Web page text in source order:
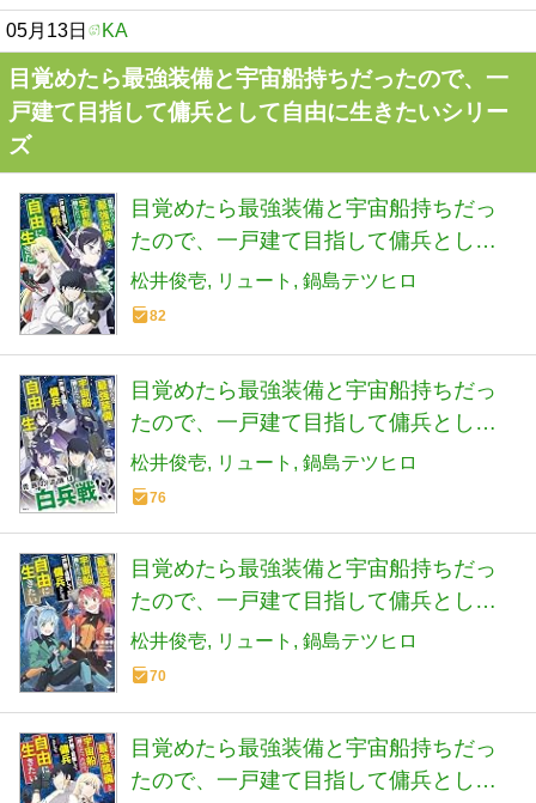
05月13日 KA
目覚めたら最強装備と宇宙船持ちだったので、一
戸建て目指して傭兵として自由に生きたいシリー
ズ
目覚めたら最強装備と宇宙船持ちだっ
たので、一戸建て目指して傭兵として
自由に生きたい 7 (MFC)
松井俊壱 リュート 鍋島テツヒロ
82
目覚めたら最強装備と宇宙船持ちだっ
たので、一戸建て目指して傭兵として
自由に生きたい 8 (MFC)
松井俊壱 リュート 鍋島テツヒロ
76
目覚めたら最強装備と宇宙船持ちだっ
たので、一戸建て目指して傭兵として
自由に生きたい 9 (MFC)
松井俊壱 リュート 鍋島テツヒロ
70
目覚めたら最強装備と宇宙船持ちだっ
たので、一戸建て目指して傭兵として